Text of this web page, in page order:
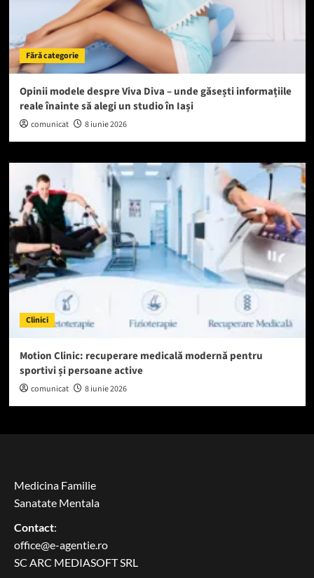
Fără categorie
Opinii modele despre Viva Diva – unde găsești informațiile
reale înainte să alegi un studio în Iași
comunicat 8 iunie 2026
Clinici
Motion Clinic: recuperare medicală modernă pentru
sportivi și persoane active
comunicat 8 iunie 2026
Medicina Familie
Sanatate Mentala
Contact:
office@e-agentie.ro
SC ARC MEDIASOFT SRL